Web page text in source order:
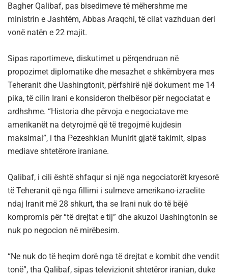
Bagher Qalibaf, pas bisedimeve të mëhershme me
ministrin e Jashtëm, Abbas Araqchi, të cilat vazhduan deri
vonë natën e 22 majit.
Sipas raportimeve, diskutimet u përqendruan në
propozimet diplomatike dhe mesazhet e shkëmbyera mes
Teheranit dhe Uashingtonit, përfshirë një dokument me 14
pika, të cilin Irani e konsideron thelbësor për negociatat e
ardhshme. “Historia dhe përvoja e negociatave me
amerikanët na detyrojmë që të tregojmë kujdesin
maksimal”, i tha Pezeshkian Munirit gjatë takimit, sipas
mediave shtetërore iraniane.
Qalibaf, i cili është shfaqur si një nga negociatorët kryesorë
të Teheranit që nga fillimi i sulmeve amerikano-izraelite
ndaj Iranit më 28 shkurt, tha se Irani nuk do të bëjë
kompromis për “të drejtat e tij” dhe akuzoi Uashingtonin se
nuk po negocion në mirëbesim.
“Ne nuk do të heqim dorë nga të drejtat e kombit dhe vendit
tonë”, tha Qalibaf, sipas televizionit shtetëror iranian, duke